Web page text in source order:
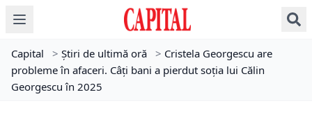
Capital > Știri de ultimă oră > Cristela Georgescu are
probleme în afaceri. Câți bani a pierdut soția lui Călin
Georgescu în 2025